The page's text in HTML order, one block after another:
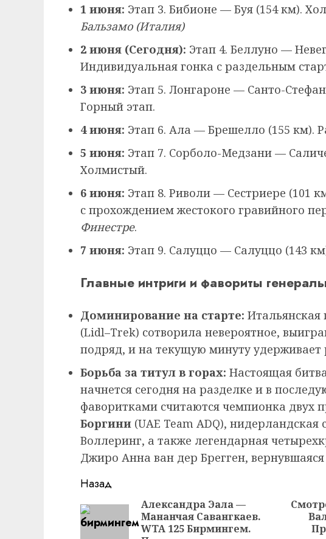
1 июня: Этап 3. Бибионе — Буя (154 км).
Бальзамо (Италия)
2 июня (Сегодня): Этап 4. Беллуно —
Индивидуальная гонка с раздельным
3 июня: Этап 5. Лонгароне — Санто-
Горный этап.
4 июня: Этап 6. Ала — Брешелло (155 км).
5 июня: Этап 7. Сорболо-Медзани —
Холмистый.
6 июня: Этап 8. Риволи — Сестриере (101
с прохождением жестокого гравийного
Финестре.
7 июня: Этап 9. Салуццо — Салуццо (143
Главные интриги и фавориты
Доминирование на старте:
(Lidl–Trek) сотворила невероятное,
подряд, и на текущую минуту удерживает
Борьба за титул в горах: Настоящая
начнется сегодня на разделке и в
фаворитками считаются чемпионка двух
Боргини (UAE Team ADQ), нидерландская
Воллеринг, а также легендарная
Джиро Анна ван дер Брегген,
Продолжить
чтение
Назад
Александра Эала —
Мананчая Савангкаев.
WTA 125 Бирмингем.
запись: